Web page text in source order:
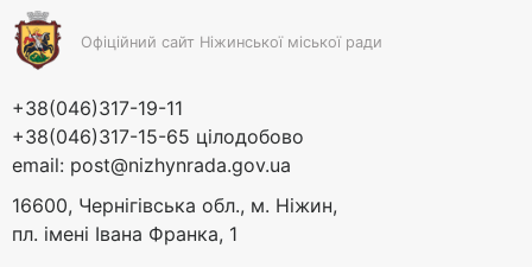
Офіційний сайт Ніжинської міської ради
+38(046)317-19-11
+38(046)317-15-65 цілодобово
email: post@nizhynrada.gov.ua
16600, Чернігівська обл., м. Ніжин,
пл. імені Івана Франка, 1